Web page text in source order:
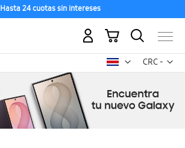
Hasta 24 cuotas sin intereses
CRC -
colón
Mi carrito